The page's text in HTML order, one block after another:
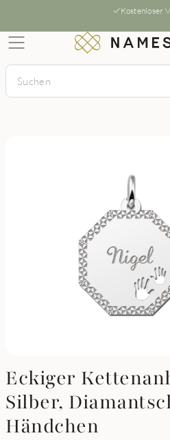
Kostenloser
Eckiger
Silber,
Händchen